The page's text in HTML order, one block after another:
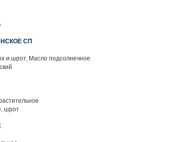
СП
шрот, Масло подсолнечное
шрот